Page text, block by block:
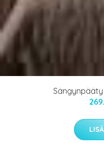
Sängynpääty